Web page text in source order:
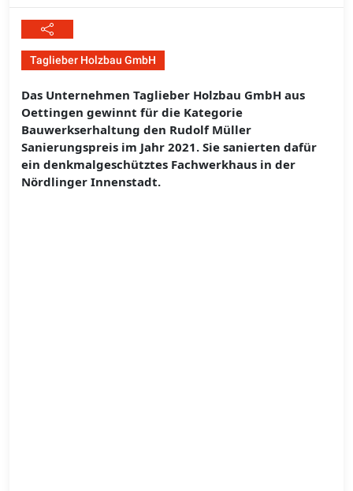
Taglieber Holzbau GmbH
Das Unternehmen Taglieber Holzbau GmbH aus
Oettingen gewinnt für die Kategorie
Bauwerkserhaltung den Rudolf Müller
Sanierungspreis im Jahr 2021. Sie sanierten dafür
ein denkmalgeschütztes Fachwerkhaus in der
Nördlinger Innenstadt.